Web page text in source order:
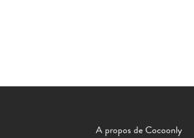
A propos de Cocoonly